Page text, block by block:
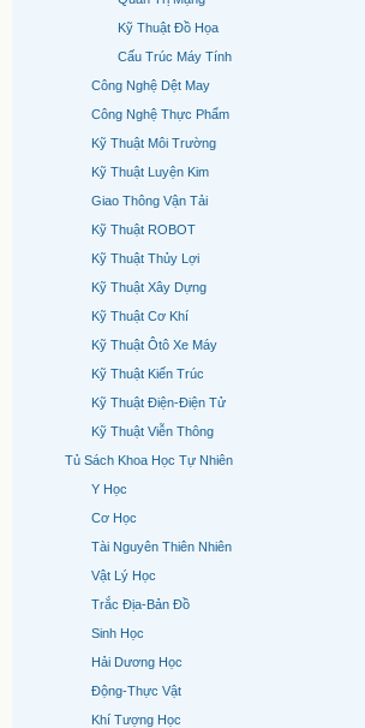
Kỹ Thuật Đồ Họa
Cấu Trúc Máy Tính
Công Nghệ Dệt May
Công Nghệ Thực Phẩm
Kỹ Thuật Môi Trường
Kỹ Thuật Luyện Kim
Giao Thông Vận Tải
Kỹ Thuật ROBOT
Kỹ Thuật Thủy Lợi
Kỹ Thuật Xây Dựng
Kỹ Thuật Cơ Khí
Kỹ Thuật Ôtô Xe Máy
Kỹ Thuật Kiến Trúc
Kỹ Thuật Điện-Điện Tử
Kỹ Thuật Viễn Thông
Tủ Sách Khoa Học Tự Nhiên
Y Học
Cơ Học
Tài Nguyên Thiên Nhiên
Vật Lý Học
Trắc Địa-Bản Đồ
Sinh Học
Hải Dương Học
Động-Thực Vật
Khí Tượng Học